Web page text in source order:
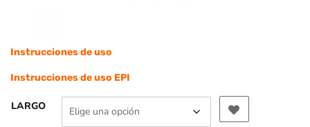
Instrucciones de uso
Instrucciones de uso EPI
LARGO